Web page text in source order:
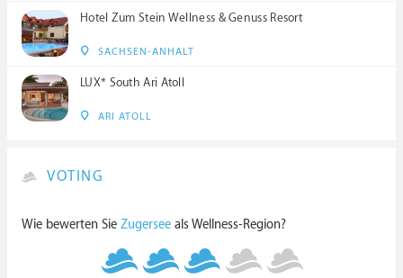
Hotel Zum Stein Wellness & Genuss Resort
SACHSEN-ANHALT
LUX* South Ari Atoll
ARI ATOLL
VOTING
Wie bewerten Sie Zugersee als Wellness-Region?